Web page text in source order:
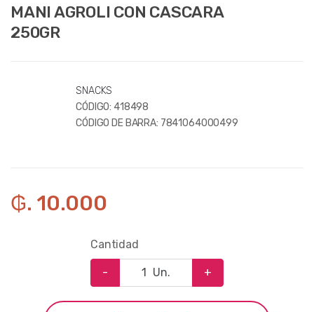
MANI AGROLI CON CASCARA
250GR
SNACKS
CÓDIGO: 418498
CÓDIGO DE BARRA: 7841064000499
₲. 10.000
Cantidad
- Un. +